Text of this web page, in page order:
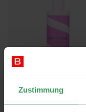
Zustimmung